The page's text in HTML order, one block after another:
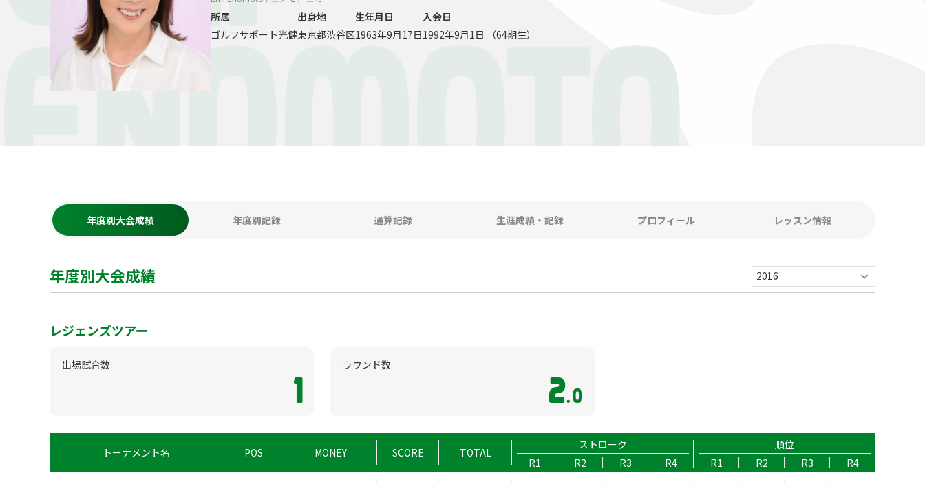
ENOMOTO
所属
ゴルフサポート光健
出身地
東京都渋谷区
生年月日
1963年9月17日
入会日
1992年9月1日 （64期生）
年度別大会成績 年度別記録 通算記録 生涯成績・記録 プロフィール レッスン情報
年度別大会成績
レジェンズツアー
出場試合数
1
ラウンド数
2.0
トーナメント名 POS MONEY SCORE TOTAL
ストローク
順位
R1
R2 R3 R4 R1 R2 R3
R4